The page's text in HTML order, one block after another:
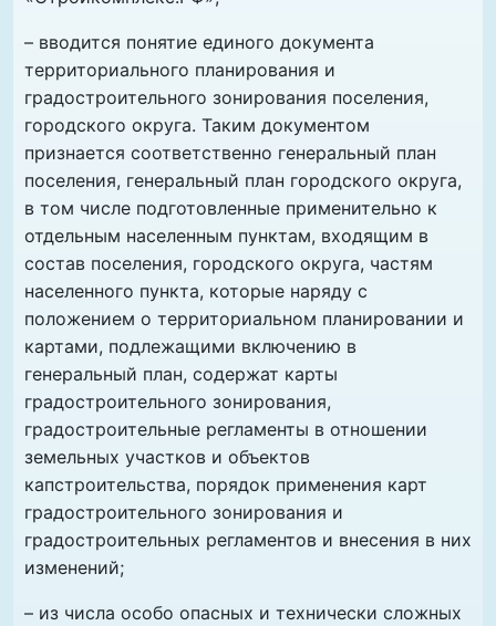
– вводится понятие единого документа
территориального планирования и
градостроительного зонирования поселения,
городского округа. Таким документом
признается соответственно генеральный план
поселения, генеральный план городского округа,
в том числе подготовленные применительно к
отдельным населенным пунктам, входящим в
состав поселения, городского округа, частям
населенного пункта, которые наряду с
положением о территориальном планировании и
картами, подлежащими включению в
генеральный план, содержат карты
градостроительного зонирования,
градостроительные регламенты в отношении
земельных участков и объектов
капстроительства, порядок применения карт
градостроительного зонирования и
градостроительных регламентов и внесения в них
изменений;
– из числа особо опасных и технически сложных